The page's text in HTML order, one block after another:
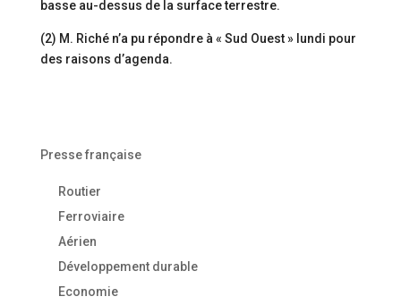
basse au-dessus de la surface terrestre.
(2) M. Riché n’a pu répondre à « Sud Ouest » lundi pour
des raisons d’agenda.
Presse française
Routier
Ferroviaire
Aérien
Développement durable
Economie